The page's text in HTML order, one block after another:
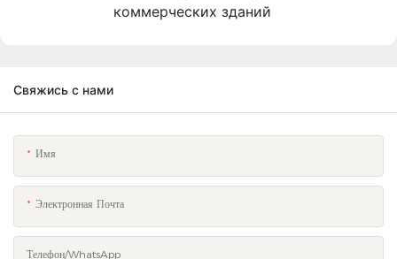
коммерческих зданий
Свяжись с нами
Имя
Электронная Почта
Телефон/WhatsApp